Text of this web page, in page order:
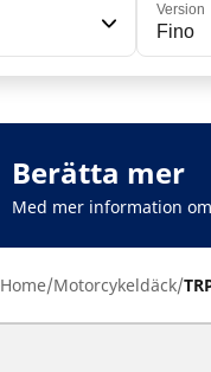
Version
Fino
Berätta mer
Med mer information
Home Motorcykeldäck